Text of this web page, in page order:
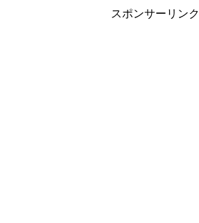
スポンサーリンク